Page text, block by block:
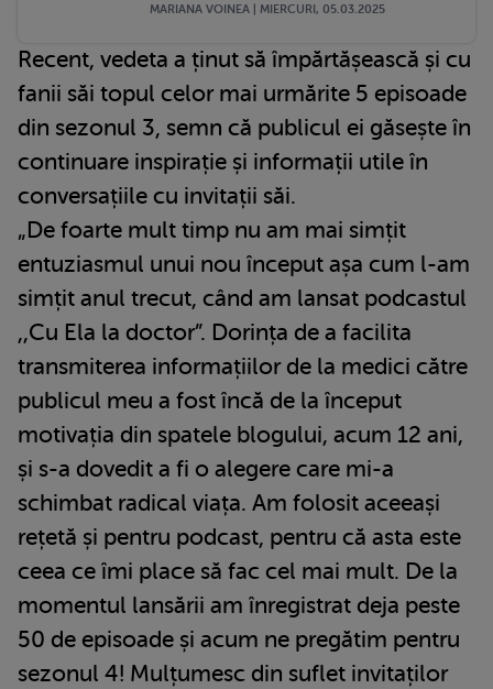
MARIANA VOINEA | MIERCURI, 05.03.2025
Recent, vedeta a ținut să împărtășească și cu
fanii săi topul celor mai urmărite 5 episoade
din sezonul 3, semn că publicul ei găsește în
continuare inspirație și informații utile în
conversațiile cu invitații săi.
„De foarte mult timp nu am mai simțit
entuziasmul unui nou început așa cum l-am
simțit anul trecut, când am lansat podcastul
,,Cu Ela la doctor”. Dorința de a facilita
transmiterea informațiilor de la medici către
publicul meu a fost încă de la început
motivația din spatele blogului, acum 12 ani,
și s-a dovedit a fi o alegere care mi-a
schimbat radical viața. Am folosit aceeași
rețetă și pentru podcast, pentru că asta este
ceea ce îmi place să fac cel mai mult. De la
momentul lansării am înregistrat deja peste
50 de episoade și acum ne pregătim pentru
sezonul 4! Mulțumesc din suflet invitaților